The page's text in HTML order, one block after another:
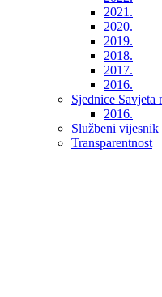
2021.
2020.
2019.
2018.
2017.
2016.
Sjednice Savjeta
2016.
Službeni vijesnik
Transparentnost